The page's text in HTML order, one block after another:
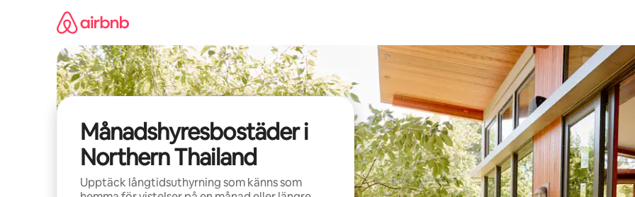
Månadshyresbostäder i
Northern Thailand
Upptäck långtidsuthyrning som känns som